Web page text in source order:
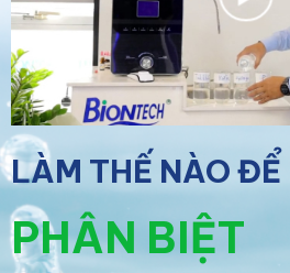
LÀM THẾ NÀO ĐỂ
PHÂN BIỆT